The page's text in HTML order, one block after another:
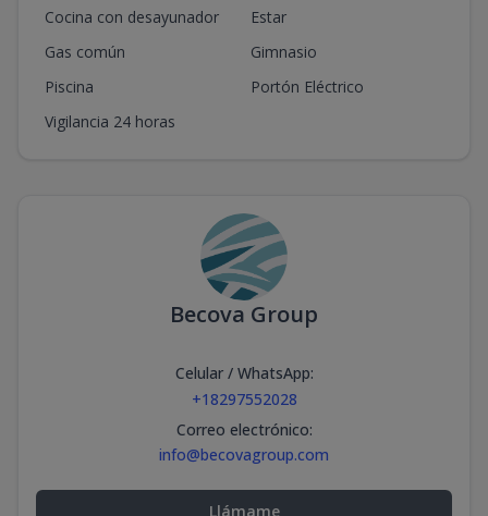
Cocina con desayunador
Estar
Gas común
Gimnasio
Piscina
Portón Eléctrico
Vigilancia 24 horas
Becova Group
Celular / WhatsApp:
+18297552028
Correo electrónico:
info@becovagroup.com
Llámame